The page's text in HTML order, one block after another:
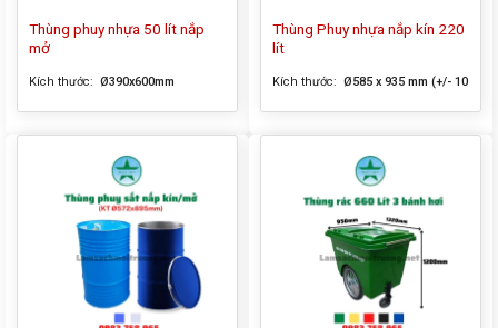
Thùng phuy nhựa 50 lít nắp
mở
Kích thước: Ø390x600mm
Thùng Phuy nhựa nắp kín 220
lít
Kích thước: Ø585 x 935 mm (+/- 10